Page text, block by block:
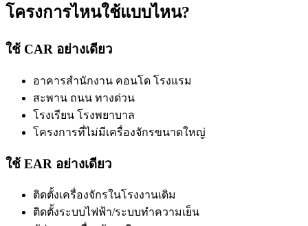
โครงการไหนใช้แบบไหน?
ใช้ CAR อย่างเดียว
อาคารสำนักงาน คอนโด โรงแรม
สะพาน ถนน ทางด่วน
โรงเรียน โรงพยาบาล
โครงการที่ไม่มีเครื่องจักรขนาดใหญ่
ใช้ EAR อย่างเดียว
ติดตั้งเครื่องจักรในโรงงานเดิม
ติดตั้งระบบไฟฟ้า/ระบบทำความเย็น